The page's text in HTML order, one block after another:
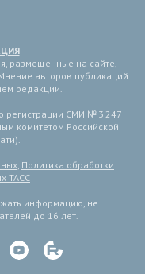
размещенные на сайте,
авторов публикаций
редакции.
регистрации СМИ № 3 247
комитетом Российской
, Политика обработки
ТАСС
информацию, не
до 16 лет.